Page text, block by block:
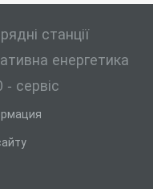
станції
енергетика
сервіс